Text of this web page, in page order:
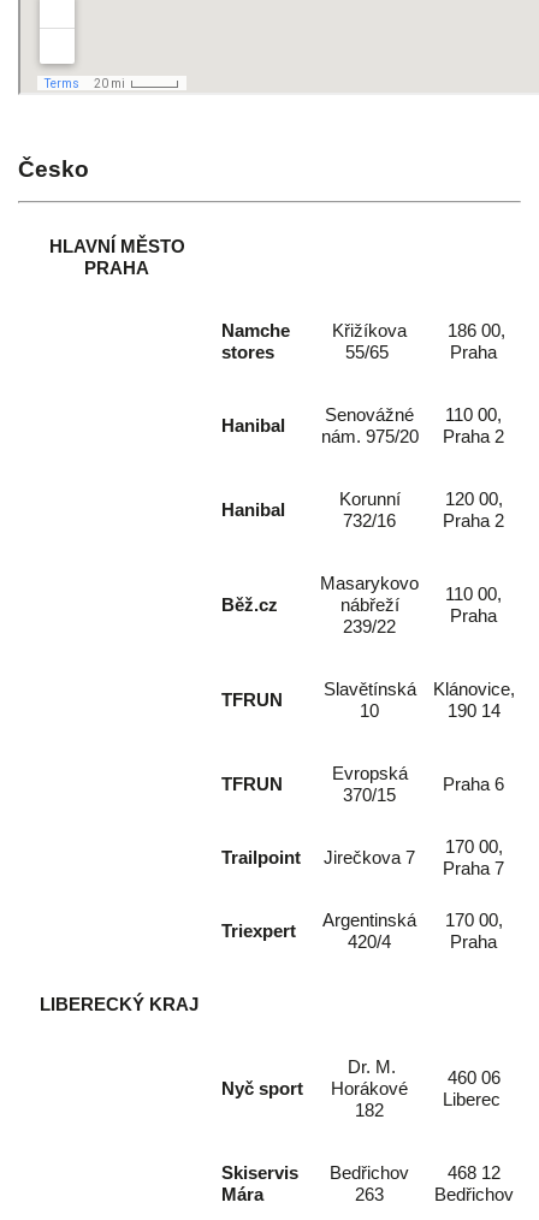
Česko
HLAVNÍ MĚSTO
PRAHA
Namche
stores
Křižíkova
55/65
186 00,
Praha
Hanibal
Senovážné
nám. 975/20
110 00,
Praha 2
Hanibal
Korunní
732/16
120 00,
Praha 2
Běž.cz
Masarykovo
nábřeží
239/22
110 00,
Praha
TFRUN
Slavětínská
10
Klánovice,
190 14
TFRUN
Evropská
370/15
Praha 6
Trailpoint Jirečkova 7
170 00,
Praha 7
Triexpert
Argentinská
420/4
170 00,
Praha
LIBERECKÝ KRAJ
Nyč sport
Dr. M.
Horákové
182
460 06
Liberec
Skiservis
Mára
Bedřichov
263
468 12
Bedřichov